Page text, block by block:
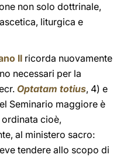
non solo dottrinale,
liturgica e
II ricorda nuovamente
necessari per la
Optatam totius, 4) e
Seminario maggiore è
cioè,
al ministero sacro:
tendere allo scopo di